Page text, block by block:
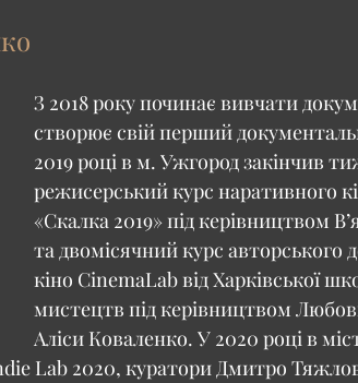
З 2018 року починає вивчати
створює свій перший
2019 році в м. Ужгород закінчив
режисерський курс наративного
«Скалка 2019» під керівництвом
та двомісячний курс авторського
кіно CinemaLab від Харківської
мистецтв під керівництвом
Аліси Коваленко. У 2020 році в
Lab 2020, куратори Дмитро